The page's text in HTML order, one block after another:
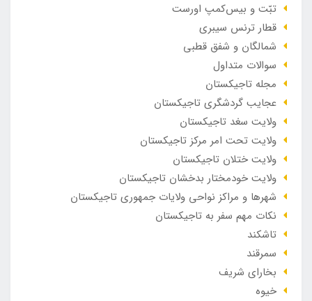
تبّت و بیس‌کمپ اورست
قطار ترنس سیبری
شمالگان و شفق قطبی
سوالات متداول
مجله تاجیکستان
عجایب گردشگری تاجیکستان
ولایت سغد تاجیکستان
ولایت تحت امر مرکز تاجیکستان
ولایت ختلان تاجیکستان
ولایت خودمختار بدخشان تاجیکستان
شهرها و مراکز نواحی ولایات جمهوری تاجیکستان
نکات مهم سفر به تاجیکستان
تاشکند
سمرقند
بخارای شریف
خیوه